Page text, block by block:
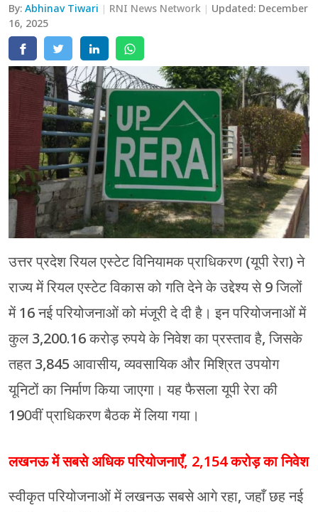
By:Abhinav Tiwari RNI News Network Updated: December
16, 2025
उत्तर प्रदेश रियल एस्टेट विनियामक प्राधिकरण (यूपी रेरा) ने
राज्य में रियल एस्टेट विकास को गति देने के उद्देश्य से 9 जिलों
में 16 नई परियोजनाओं को मंजूरी दे दी है। इन परियोजनाओं में
कुल 3,200.16 करोड़ रुपये के निवेश का प्रस्ताव है, जिसके
तहत 3,845 आवासीय, व्यवसायिक और मिश्रित उपयोग
यूनिटों का निर्माण किया जाएगा। यह फैसला यूपी रेरा की
190वीं प्राधिकरण बैठक में लिया गया।
लखनऊ में सबसे अधिक परियोजनाएँ, 2,154 करोड़ का निवेश
स्वीकृत परियोजनाओं में लखनऊ सबसे आगे रहा, जहाँ छह नई
मथुरा
मेरठ
मुरादाबाद
गोरखपुर
प्रयागराज
रामपुर